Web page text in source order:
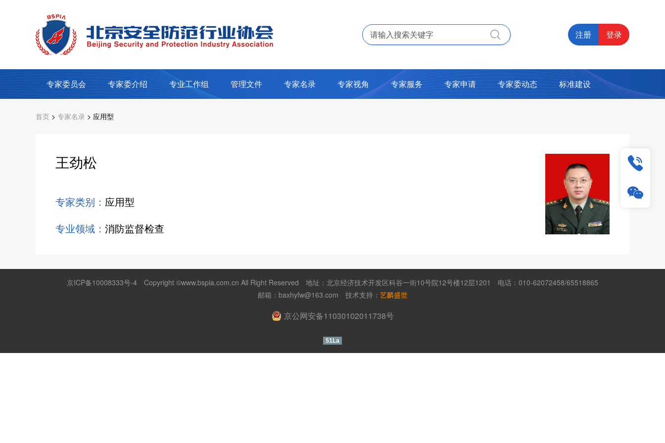
注册 登录
专家委员会 专家委介绍 专业工作组 管理文件 专家名录 专家视角 专家服务 专家申请 专家委动态 标准建设
首页 > 专家名录 > 应用型
王劲松
专家类别： 应用型
专业领域： 消防监督检查
京ICP备10008333号-4 Copyright ©www.bspia.com.cn All Right Reserved 地址：北京经济技术开发区科谷一街10号院12号楼12层1201
电话：010-62072458/65518865
邮箱： baxhyfw@163.com 技术支持： 艺麟盛世
京公网安备11030102011738号
51La